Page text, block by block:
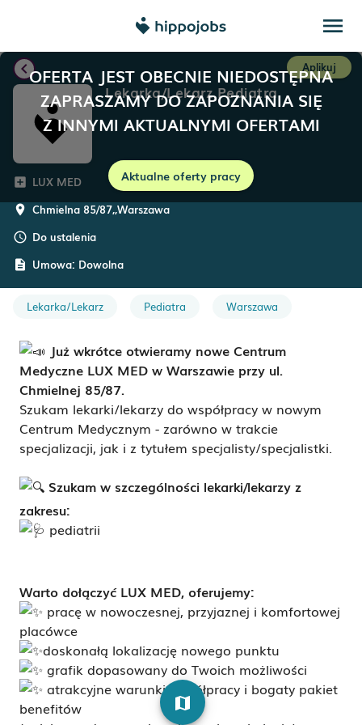
menu
OFERTA JEST OBECNIE NIEDOSTĘPNA
ZAPRASZAMY DO ZAPOZNANIA SIĘ
Z INNYMI AKTUALNYMI OFERTAMI
Aktualne oferty pracy
chevron_left Aplikuj
Lekarka/Lekarz Pediatra
add_box LUX MED
room Chmielna 85/87,,Warszawa
schedule Do ustalenia
description Umowa: Dowolna
Lekarka/Lekarz Pediatra Warszawa
Już wkrótce otwieramy nowe Centrum
Medyczne LUX MED w Warszawie przy ul.
Chmielnej 85/87.
Szukam lekarki/lekarzy do współpracy w nowym
Centrum Medycznym - zarówno w trakcie
specjalizacji, jak i z tytułem specjalisty/specjalistki.
Szukam w szczególności lekarki/lekarzy z
zakresu:
pediatrii
Warto dołączyć LUX MED, oferujemy:
pracę w nowoczesnej, przyjaznej i komfortowej
placówce
doskonałą lokalizację nowego punktu
grafik dopasowany do Twoich możliwości
atrakcyjne warunki współpracy i bogaty pakiet
benefitów
map